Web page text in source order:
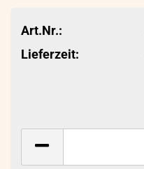
Art.Nr.:
Lieferzeit: